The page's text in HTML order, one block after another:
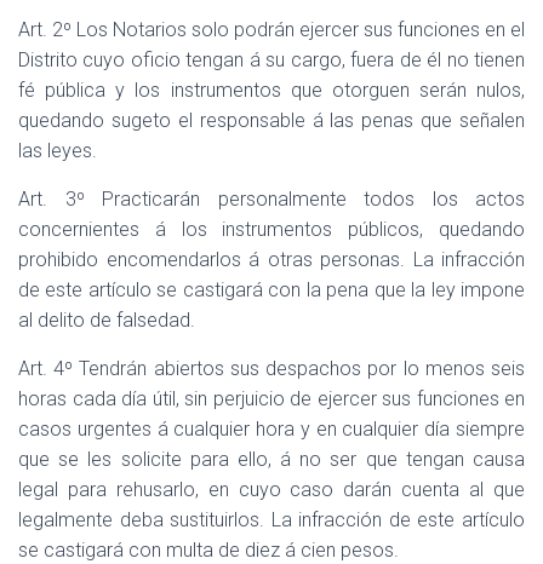
Art. 2º Los Notarios solo podrán ejercer sus funciones en el
Distrito cuyo oficio tengan á su cargo, fuera de él no tienen
fé pública y los instrumentos que otorguen serán nulos,
quedando sugeto el responsable á las penas que señalen
las leyes.
Art. 3º Practicarán personalmente todos los actos
concernientes á los instrumentos públicos, quedando
prohibido encomendarlos á otras personas. La infracción
de este artículo se castigará con la pena que la ley impone
al delito de falsedad.
Art. 4º Tendrán abiertos sus despachos por lo menos seis
horas cada día útil, sin perjuicio de ejercer sus funciones en
casos urgentes á cualquier hora y en cualquier día siempre
que se les solicite para ello, á no ser que tengan causa
legal para rehusarlo, en cuyo caso darán cuenta al que
legalmente deba sustituirlos. La infracción de este artículo
se castigará con multa de diez á cien pesos.